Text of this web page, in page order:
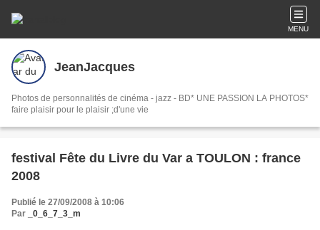
MENU
JeanJacques
Photos de personnalités de cinéma - jazz - BD* UNE PASSION LA PHOTOS*
faire plaisir pour le plaisir ;d'une vie
festival Fête du Livre du Var a TOULON : france
2008
Publié le 27/09/2008 à 10:06
Par
_0_6_7_3_m